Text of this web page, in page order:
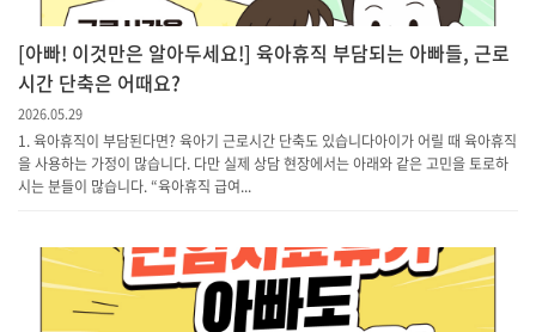
[아빠! 이것만은 알아두세요!] 육아휴직 부담되는 아빠들, 근로
시간 단축은 어때요?
2026.05.29
1. 육아휴직이 부담된다면? 육아기 근로시간 단축도 있습니다아이가 어릴 때 육아휴직
을 사용하는 가정이 많습니다. 다만 실제 상담 현장에서는 아래와 같은 고민을 토로하
시는 분들이 많습니다. “육아휴직 급여...